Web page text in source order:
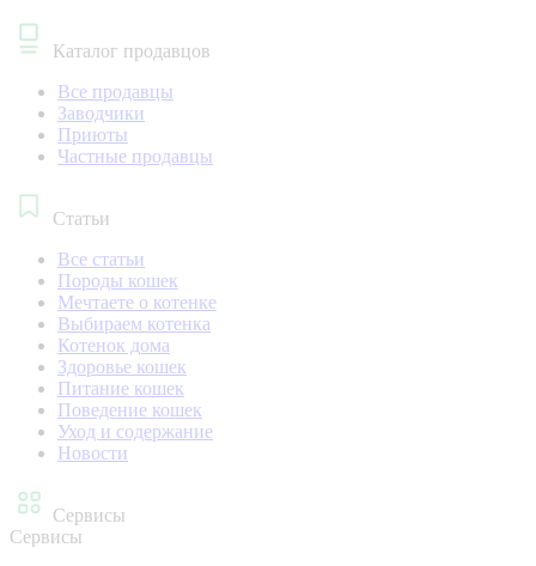
Каталог продавцов
Все продавцы
Заводчики
Приюты
Частные продавцы
Статьи
Все статьи
Породы кошек
Мечтаете о котенке
Выбираем котенка
Котенок дома
Здоровье кошек
Питание кошек
Поведение кошек
Уход и содержание
Новости
Сервисы
Сервисы